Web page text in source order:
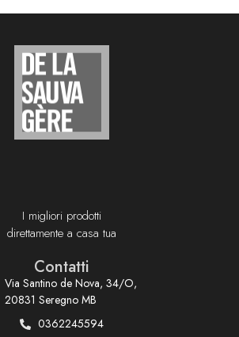
I migliori prodotti
direttamente a casa tua
Contatti
Via Santino de Nova, 34/O,
20831 Seregno MB
0362245594